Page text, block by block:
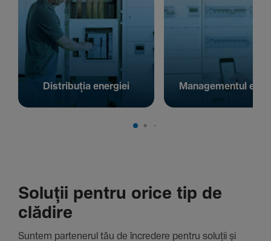
Distribuția energiei Managementul
Soluții pentru orice tip de
clădire
Suntem parte­nerul tău de încre­dere pentru soluții și